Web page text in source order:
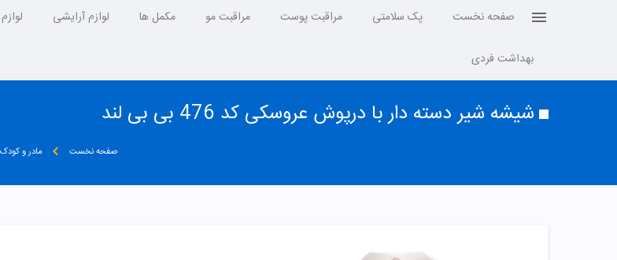
صفحه نخست پک سلامتی مراقبت پوست مراقبت مو مکمل ها لوازم آرایشی
بهداشت فردی
شیشه شیر دسته دار با درپوش عروسکی کد 476 بی بی لند
صفحه نخست مادر و کودک